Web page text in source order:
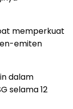
memperkuat
emiten
dalam
selama12